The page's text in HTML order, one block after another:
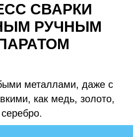
СВАРКИ
РУЧНЫМ
металлами, даже с
как медь, золото,
серебро.